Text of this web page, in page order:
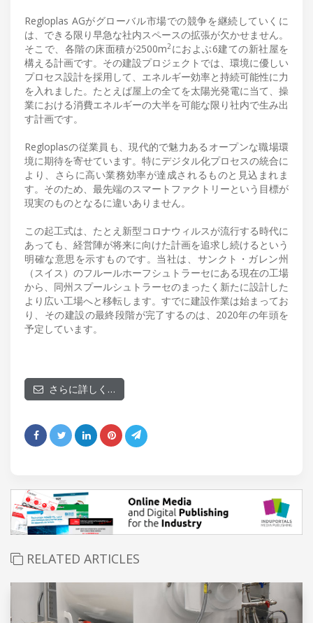
Regloplas AGがグローバル市場での競争を継続していくに
は、できる限り早急な社内スペースの拡張が欠かせません。
そこで、各階の床面積が2500m2 におよぶ6建ての新社屋を
構える計画です。その建設プロジェクトでは、環境に優しい
プロセス設計を採用して、エネルギー効率と持続可能性に力
を入れました。たとえば屋上の全てを太陽光発電に当て、操
業における消費エネルギーの大半を可能な限り社内で生み出
す計画です。
Regloplasの従業員も、現代的で魅力あるオープンな職場環
境に期待を寄せています。特にデジタル化プロセスの統合に
より、さらに高い業務効率が達成されるものと見込まれま
す。そのため、最先端のスマートファクトリーという目標が
現実のものとなるに違いありません。
この起工式は、たとえ新型コロナウィルスが流行する時代に
あっても、経営陣が将来に向けた計画を追求し続けるという
明確な意思を示すものです。当社は、サンクト・ガレン州
（スイス）のフルールホーフシュトラーセにある現在の工場
から、同州スプールシュトラーセのまったく新たに設計した
より広い工場へと移転します。すでに建設作業は始まってお
り、その建設の最終段階が完了するのは、2020年の年頭を
予定しています。
さらに詳しく…
RELATED ARTICLES